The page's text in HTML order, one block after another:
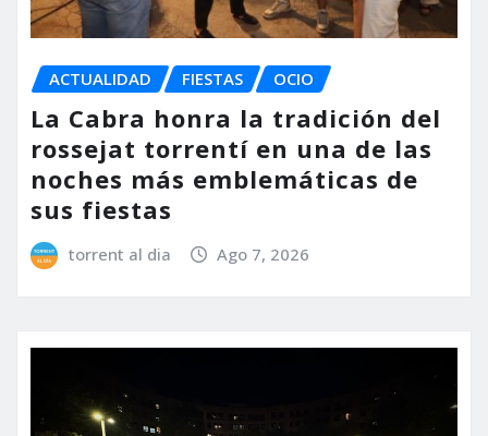
ACTUALIDAD FIESTAS OCIO
La Cabra honra la tradición del
rossejat torrentí en una de las
noches más emblemáticas de
sus fiestas
torrent al dia Ago 7, 2026